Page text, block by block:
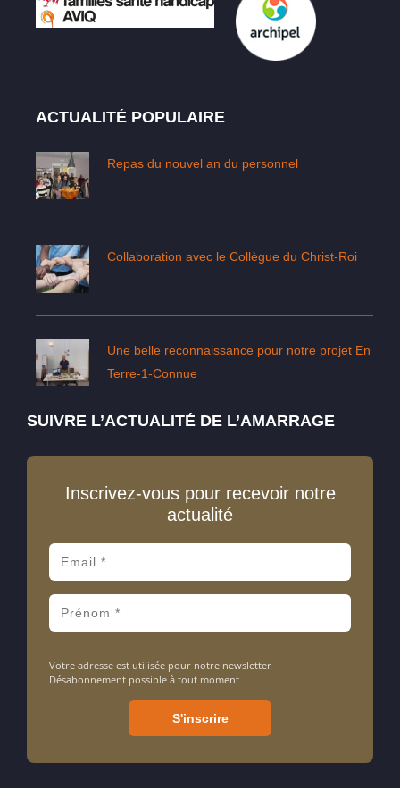
ACTUALITÉ POPULAIRE
Repas du nouvel an du personnel
Collaboration avec le Collègue du Christ-Roi
Une belle reconnaissance pour notre projet En
Terre-1-Connue
SUIVRE L’ACTUALITÉ DE L’AMARRAGE
Inscrivez-vous pour recevoir notre
actualité
Votre adresse est utilisée pour notre newsletter.
Désabonnement possible à tout moment.